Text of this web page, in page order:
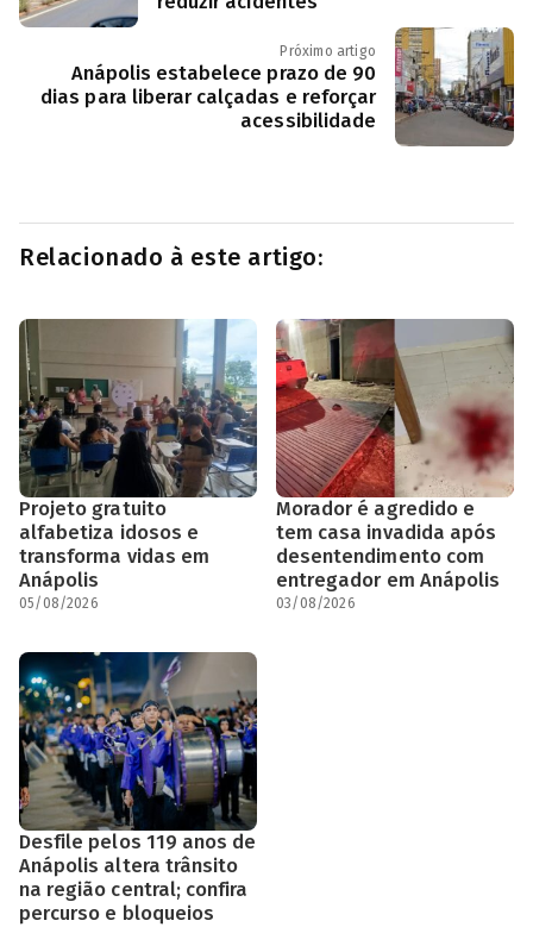
Próximo artigo
Anápolis estabelece prazo de 90
dias para liberar calçadas e reforçar
acessibilidade
Relacionado à este artigo:
Projeto gratuito
alfabetiza idosos e
transforma vidas em
Anápolis
05/08/2026
Morador é agredido e
tem casa invadida após
desentendimento com
entregador em Anápolis
03/08/2026
Desfile pelos 119 anos de
Anápolis altera trânsito
na região central; confira
percurso e bloqueios